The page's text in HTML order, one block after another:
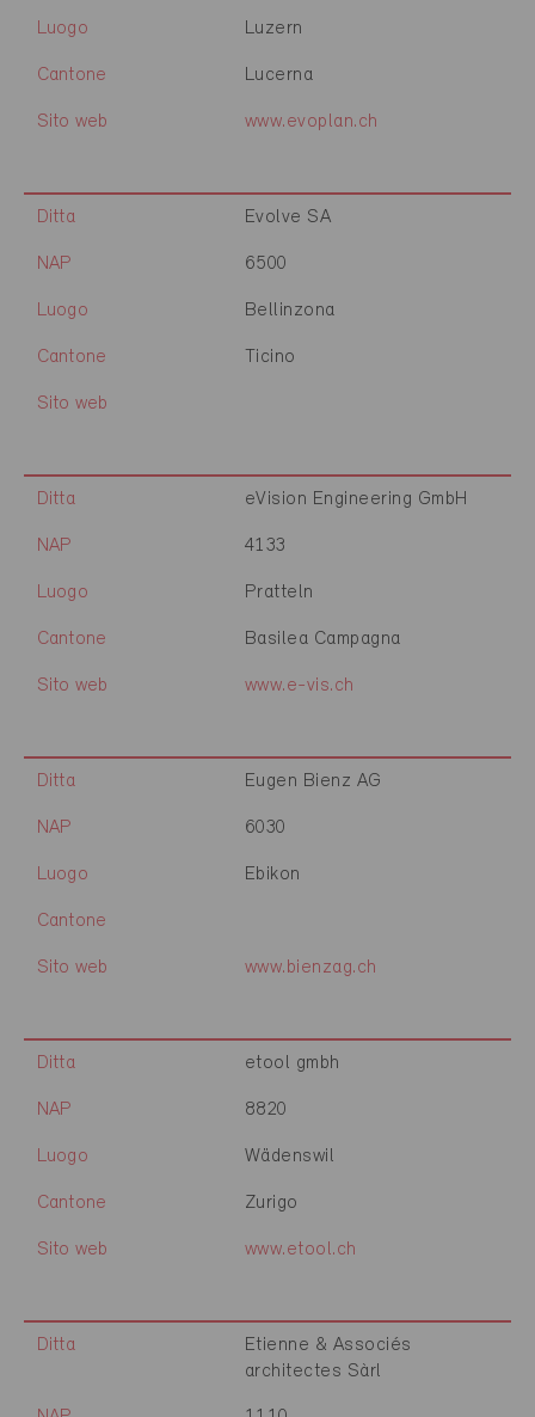
Luogo Luzern
Cantone Lucerna
Sito web www.evoplan.ch
Ditta Evolve SA
NAP 6500
Luogo Bellinzona
Cantone Ticino
Sito web
Ditta eVision Engineering GmbH
NAP 4133
Luogo Pratteln
Cantone Basilea Campagna
Sito web www.e-vis.ch
Ditta Eugen Bienz AG
NAP 6030
Luogo Ebikon
Cantone
Sito web www.bienzag.ch
Ditta etool gmbh
NAP 8820
Luogo Wädenswil
Cantone Zurigo
Sito web www.etool.ch
Ditta
Etienne & Associés
architectes Sàrl